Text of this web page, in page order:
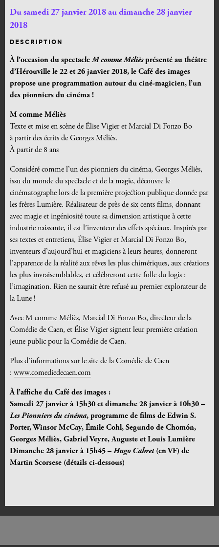
Du samedi 27 janvier 2018 au dimanche 28 janvier
2018
DESCRIPTION
À l’occasion du spectacleM comme Mélièsprésenté au théâtre
d’Hérouville le 22 et 26 janvier 2018, le Café des images
propose une programmation autour du ciné-magicien, l’un
des pionniers du cinéma !
M comme Méliès
Texte et mise en scène de Élise Vigier et Marcial Di Fonzo Bo
à partir des écrits de Georges Méliès.
À partir de 8 ans
Considéré comme l’un des pionniers du cinéma, Georges Méliès,
issu du monde du spectacle et de la magie, découvre le
cinématographe lors de la première projection publique donnée par
les frères Lumière. Réalisateur de près de six cents films, donnant
avec magie et ingéniosité toute sa dimension artistique à cette
industrie naissante, il est l’inventeur des effets spéciaux. Inspirés par
ses textes et entretiens, Élise Vigier et Marcial Di Fonzo Bo,
inventeurs d’aujourd’hui et magiciens à leurs heures, donneront
l’apparence de la réalité aux rêves les plus chimériques, aux créations
les plus invraisemblables, et célèbreront cette folle du logis :
l’imagination. Rien ne saurait être refusé au premier explorateur de
la Lune !
Avec M comme Méliès, Marcial Di Fonzo Bo, directeur de la
Comédie de Caen, et Élise Vigier signent leur première création
jeune public pour la Comédie de Caen.
Plus d’informations sur le site de la Comédie de Caen
: www.comediedecaen.com
À l’affiche du Café des images :
Samedi 27 janvier à 15h30 et dimanche 28 janvier à 10h30 –
Les Pionniers du cinéma, programme de films de Edwin S.
Porter, Winsor McCay, Émile Cohl, Segundo de Chomón,
Georges Méliès, Gabriel Veyre, Auguste et Louis Lumière
Dimanche 28 janvier à 15h45 – Hugo Cabret(en VF) de
Martin Scorsese (détails ci-dessous)